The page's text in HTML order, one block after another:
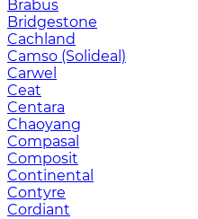
Brabus
Bridgestone
Cachland
Camso (Solideal)
Carwel
Ceat
Centara
Chaoyang
Compasal
Composit
Continental
Contyre
Cordiant